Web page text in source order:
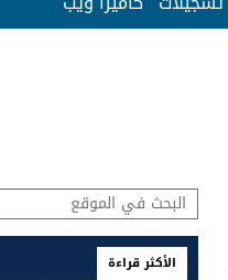
الأكثر قراءة